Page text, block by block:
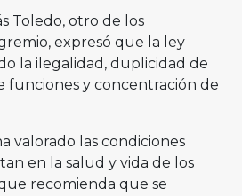
Toledo, otro de los
expresó que la ley
la ilegalidad, duplicidad de
funciones y concentración de
valorado las condiciones
en la salud y vida de los
recomienda que se